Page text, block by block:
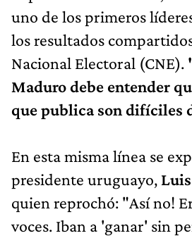
uno de los primeros
los resultados
Nacional Electoral (CNE).
Maduro debe entender
que publica son difíciles
En esta misma línea se
presidente uruguayo,
quien reprochó: "Así no!
voces. Iban a 'ganar' sin